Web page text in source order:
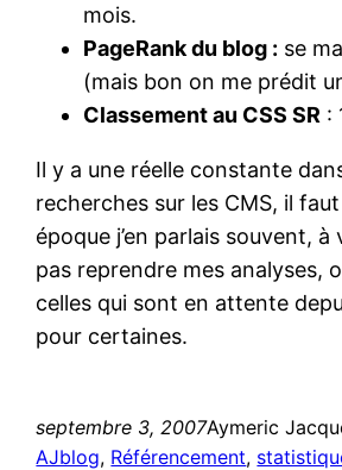
mois.
PageRank du blog : se
(mais bon on me prédit
Classement au CSS SR :
Il y a une réelle constante
recherches sur les CMS, il faut
époque j’en parlais souvent, à
pas reprendre mes analyses,
celles qui sont en attente
pour certaines.
septembre 3, 2007Aymeric
AJblog, Référencement,